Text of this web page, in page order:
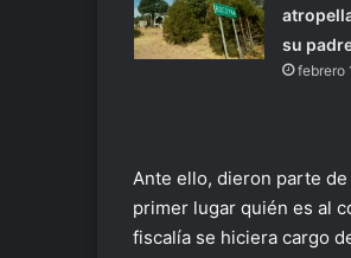
su
febrero
Ante ello, dieron parte
primer lugar quién es al
fiscalía se hiciera cargo